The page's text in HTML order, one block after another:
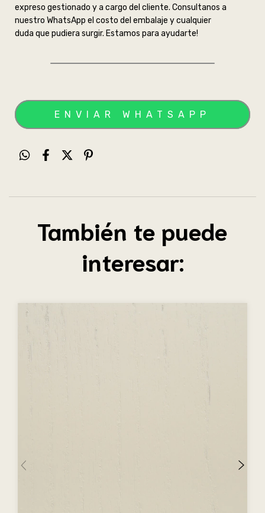
expreso gestionado y a cargo del cliente. Consultanos a
nuestro WhatsApp el costo del embalaje y cualquier
duda que pudiera surgir. Estamos para ayudarte!
También te puede
interesar: